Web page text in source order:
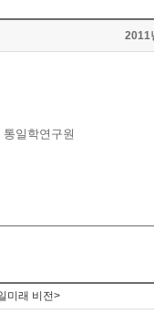
2011
통일학연구원
미래 비전>